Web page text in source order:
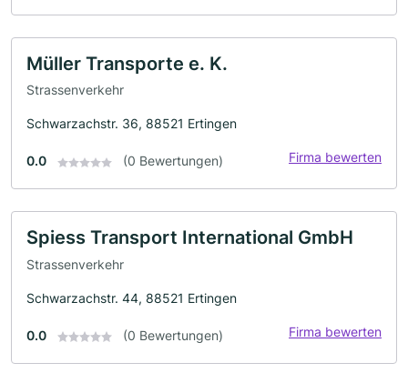
Müller Transporte e. K.
Strassenverkehr
Schwarzachstr. 36, 88521 Ertingen
0.0 (0 Bewertungen) Firma bewerten
Spiess Transport International GmbH
Strassenverkehr
Schwarzachstr. 44, 88521 Ertingen
0.0 (0 Bewertungen) Firma bewerten